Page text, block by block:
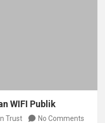
WIFI Publik
Trust No Comments